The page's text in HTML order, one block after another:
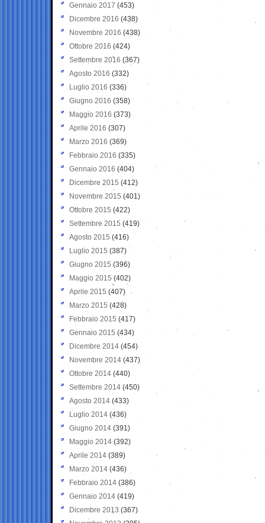
Gennaio 2017 (453)
Dicembre 2016 (438)
Novembre 2016 (438)
Ottobre 2016 (424)
Settembre 2016 (367)
Agosto 2016 (332)
Luglio 2016 (336)
Giugno 2016 (358)
Maggio 2016 (373)
Aprile 2016 (307)
Marzo 2016 (369)
Febbraio 2016 (335)
Gennaio 2016 (404)
Dicembre 2015 (412)
Novembre 2015 (401)
Ottobre 2015 (422)
Settembre 2015 (419)
Agosto 2015 (416)
Luglio 2015 (387)
Giugno 2015 (396)
Maggio 2015 (402)
Aprile 2015 (407)
Marzo 2015 (428)
Febbraio 2015 (417)
Gennaio 2015 (434)
Dicembre 2014 (454)
Novembre 2014 (437)
Ottobre 2014 (440)
Settembre 2014 (450)
Agosto 2014 (433)
Luglio 2014 (436)
Giugno 2014 (391)
Maggio 2014 (392)
Aprile 2014 (389)
Marzo 2014 (436)
Febbraio 2014 (386)
Gennaio 2014 (419)
Dicembre 2013 (367)